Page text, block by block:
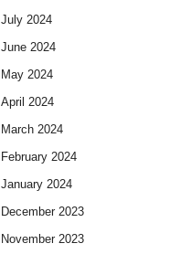
July 2024
June 2024
May 2024
April 2024
March 2024
February 2024
January 2024
December 2023
November 2023